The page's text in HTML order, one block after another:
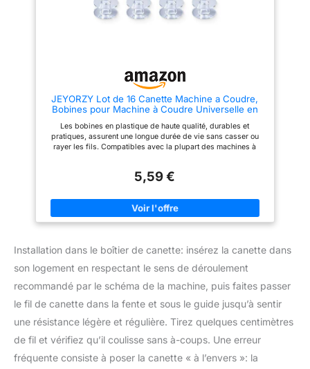
réutilisées, et les bobines à
coudre de couleur transparente
transparente pour un rangement
parfait des bobines de machine
à coudre. Service de qualité : si
vous n'êtes pas satisfait de ce
questions, n'hésitez pas à nous
contacter. Nous ferons de notre
mieux pour résoudre le
vêtements, elles peuvent
s'arrêter de tourner plus
JEYORZY Lot de 16 Canette Machine a Coudre,
Bobines pour Machine à Coudre Universelle en
pour Machine à Coudre Canette Plastique
Canettes Machine à Coudre
Les bobines en plastique de haute qualité, durables et
pratiques, assurent une longue durée de vie sans casser ou
rayer les fils. Compatibles avec la plupart des machines à
Une rotation douce et sans enchevêtrement garantit une
fois. Des bobines polyvalentes, adaptées à une multitude de
scénarios de couture, des vêtements aux accessoires, en font
un complément idéal de votre kit. Le paquet de 16 canettes
résultats professionnels.
5,59 €
Installation dans le boîtier de canette: insérez la canette dans
son logement en respectant le sens de déroulement
recommandé par le schéma de la machine, puis faites passer
le fil de canette dans la fente et sous le guide jusqu’à sentir
une résistance légère et régulière. Tirez quelques centimètres
de fil et vérifiez qu’il coulisse sans à-coups. Une erreur
fréquente consiste à poser la canette « à l’envers »: la